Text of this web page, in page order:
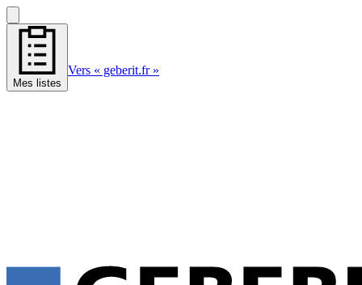
Mes listes
Vers « geberit.fr »